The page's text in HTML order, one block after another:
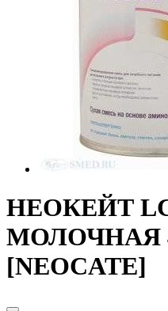
НЕОКЕЙТ
МОЛОЧНАЯ
[NEOCATE]